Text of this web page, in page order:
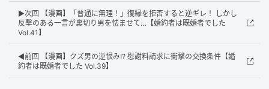
▶次回 【漫画】「普通に無理！」復縁を拒否すると逆ギレ！ しかし
反撃のある一言が裏切り男を怯ませて…【婚約者は既婚者でした
Vol.41】
◀前回 【漫画】クズ男の逆恨み!? 慰謝料請求に衝撃の交換条件【婚
約者は既婚者でした Vol.39】